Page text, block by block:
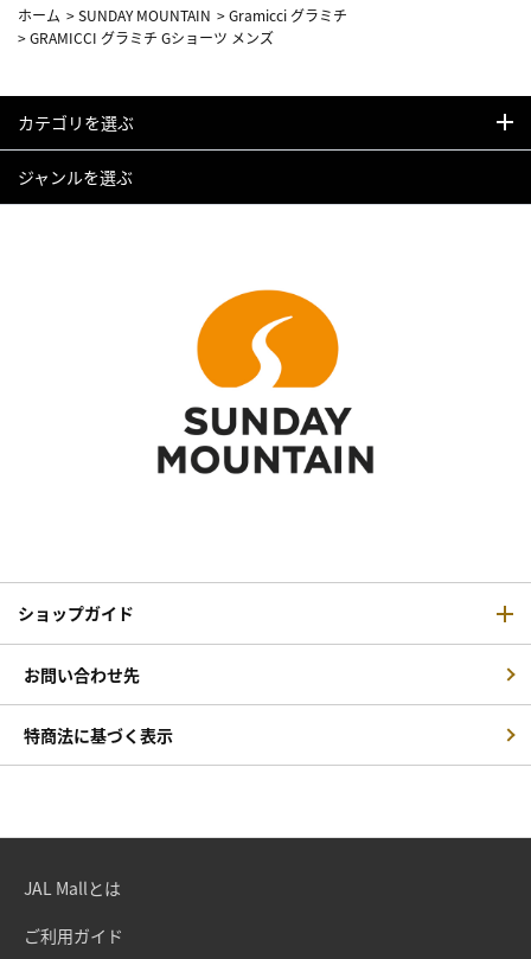
ホーム >SUNDAY MOUNTAIN >Gramicci グラミチ
>GRAMICCI グラミチ Gショーツ メンズ
カテゴリを選ぶ
ジャンルを選ぶ
ショップガイド
お問い合わせ先
特商法に基づく表示
JAL Mallとは
ご利用ガイド